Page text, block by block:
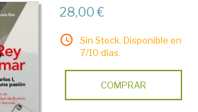
28,00 €
Sin Stock. Disponible en
7/10 días.
COMPRAR